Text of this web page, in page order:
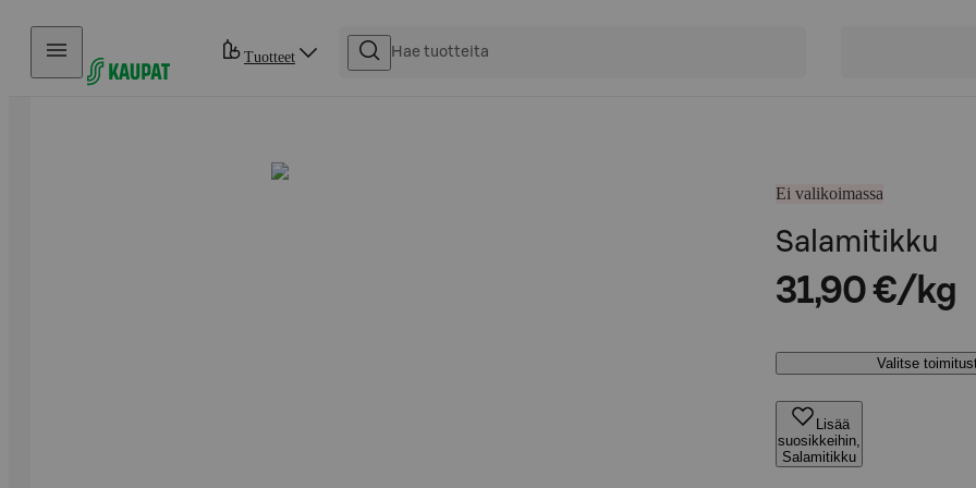
Hyppää sisältöön
Tuotteet
Ei valikoimassa
Salamitikku
31,90 €/kg
Valitse
Lisää
suosikkeihin,
Salamitikku